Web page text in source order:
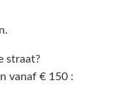
straat?
vanaf € 150 :